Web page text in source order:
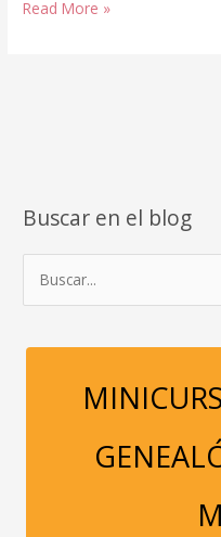
Tus
Read More »
Buscar en el blog
c